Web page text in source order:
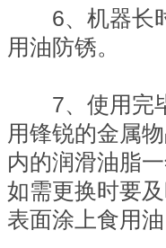
6、机器长时
用油防锈。
7、使用完毕
用锋锐的金属
内的润滑油脂
如需更换时要
表面涂上食用